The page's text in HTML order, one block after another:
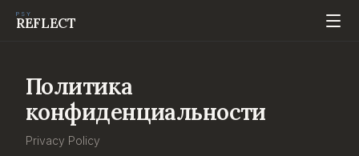
PSY
REFLECT
Политика
конфиденциальности
Privacy Policy